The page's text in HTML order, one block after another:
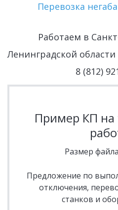
Перевозка
Работаем в
Ленинградской области
8 (812)
Пример КП на
Размер
Предложение по
отключения,
станков и